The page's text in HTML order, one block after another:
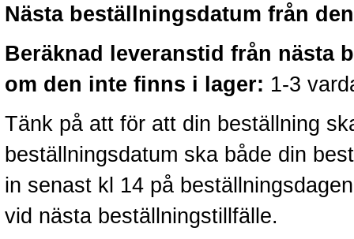
Nästa beställningsdatum från
Beräknad leveranstid från nästa
om den inte finns i lager: 1-3
Tänk på att för att din beställning
beställningsdatum ska både din
in senast kl 14 på
vid nästa beställningstillfälle.